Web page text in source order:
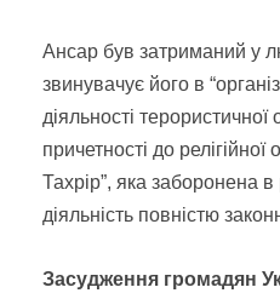
Ансар був затриманий у
звинувачує його в
діяльності терористичної
причетності до релігійної
Тахрір”, яка заборонена в
діяльність повністю
Засудження громадян